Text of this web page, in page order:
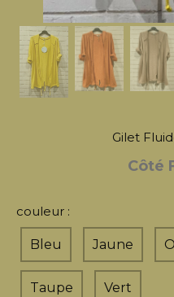
Gilet
Côté
couleur :
Bleu Jaune
Taupe Vert